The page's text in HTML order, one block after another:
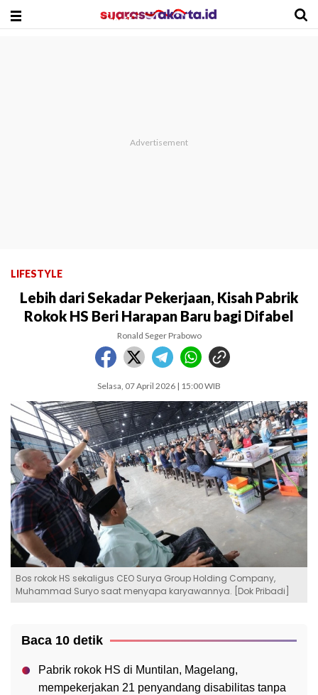
LIFESTYLE
Lebih dari Sekadar Pekerjaan, Kisah Pabrik
Rokok HS Beri Harapan Baru bagi Difabel
Ronald Seger Prabowo
Selasa, 07 April 2026 | 15:00 WIB
Bos rokok HS sekaligus CEO Surya Group Holding Company,
Muhammad Suryo saat menyapa karyawannya. [Dok Pribadi]
Baca 10 detik
Pabrik rokok HS di Muntilan, Magelang,
mempekerjakan 21 penyandang disabilitas tanpa